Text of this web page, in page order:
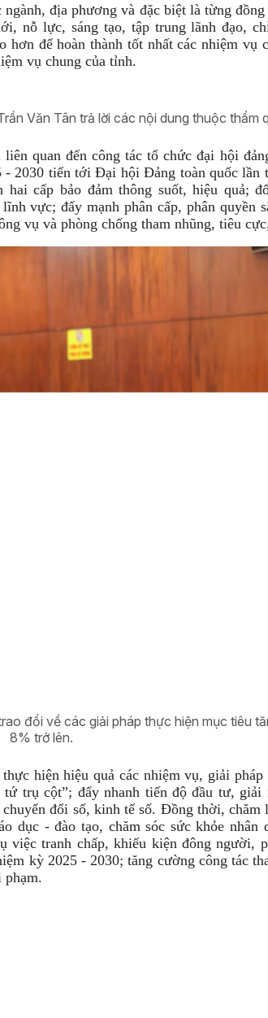
địa phương và đặc biệt là từng
nỗ lực, sáng tạo, tập trung lãnh đạo,
để hoàn thành tốt nhất các nhiệm vụ
vụ chung của tỉnh.
Văn Tân trả lời các nội dung thuộc thẩm
quan đến công tác tổ chức đại hội
2030 tiến tới Đại hội Đảng toàn quốc lần
cấp bảo đảm thông suốt, hiệu quả;
vực; đẩy mạnh phân cấp, phân quyền
vụ và phòng chống tham nhũng, tiêu
đổi về các giải pháp thực hiện mục tiêu
8% trở lên.
hiện hiệu quả các nhiệm vụ, giải pháp
trụ cột”; đẩy nhanh tiến độ đầu tư, giải
đổi số, kinh tế số. Đồng thời, chăm
dục - đào tạo, chăm sóc sức khỏe nhân
việc tranh chấp, khiếu kiện đông người,
kỳ 2025 - 2030; tăng cường công tác
phạm.